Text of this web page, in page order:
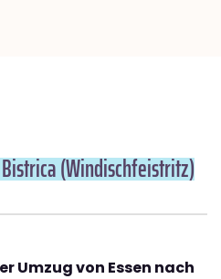
(Windischfeistritz)
Umzug von Essen nach